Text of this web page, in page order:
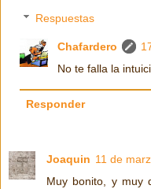
Respuestas
Chafardero
No te falla la
Responder
Joaquin 11 de
Muy bonito, y muy